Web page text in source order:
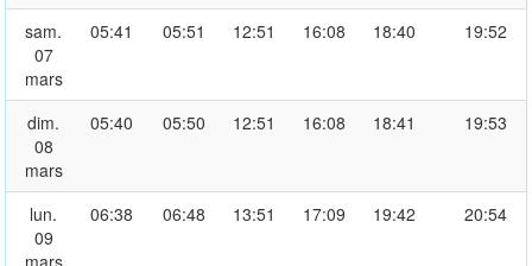
sam.
07
mars
05:41 05:51 12:51 16:08 18:40 19:52
dim.
08
mars
05:40 05:50 12:51 16:08 18:41 19:53
lun.
09
mars
06:38 06:48 13:51 17:09 19:42 20:54